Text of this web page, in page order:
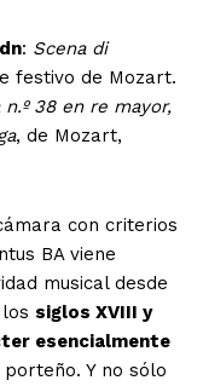
: Scena di
festivo de Mozart.
38 en re mayor,
, de Mozart,
con criterios
BA viene
musical desde
siglos XVIII y
esencialmente
Y no sólo